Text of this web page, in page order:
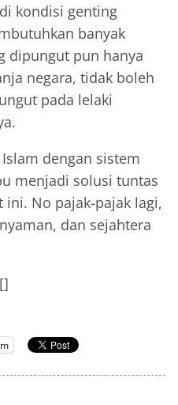
kondisi genting
banyak
dipungut pun hanya
negara, tidak boleh
pada lelaki
dengan sistem
menjadi solusi tuntas
ini. No pajak-pajak lagi,
dan sejahtera